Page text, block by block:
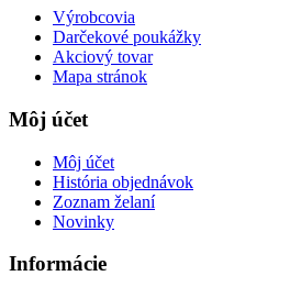
Výrobcovia
Darčekové poukážky
Akciový tovar
Mapa stránok
Môj účet
Môj účet
História objednávok
Zoznam želaní
Novinky
Informácie